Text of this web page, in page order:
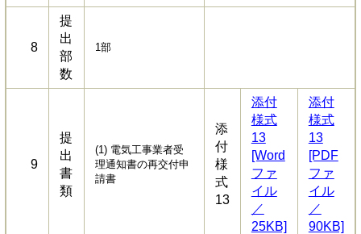
8
提
出
部
数
1部
9
提
出
書
類
(1) 電気工事業者受
理通知書の再交付申
請書
添
付
様
式
13
添付
様式
13
[Word
ファ
イル
／
25KB]
添付
様式
13
[PDF
ファ
イル
／
90KB]